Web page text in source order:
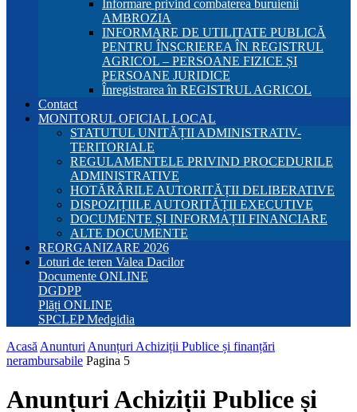
Informare privind combaterea buruienii
AMBROZIA
INFORMARE DE UTILITATE PUBLICĂ
PENTRU ÎNSCRIEREA ÎN REGISTRUL
AGRICOL – PERSOANE FIZICE ȘI
PERSOANE JURIDICE
Înregistrarea în REGISTRUL AGRICOL
Contact
MONITORUL OFICIAL LOCAL
STATUTUL UNITĂȚII ADMINISTRATIV-
TERITORIALE
REGULAMENTELE PRIVIND PROCEDURILE
ADMINISTRATIVE
HOTĂRÂRILE AUTORITĂȚII DELIBERATIVE
DISPOZIȚIILE AUTORITĂȚII EXECUTIVE
DOCUMENTE ȘI INFORMAȚII FINANCIARE
ALTE DOCUMENTE
REORGANIZARE 2026
Loturi de teren Valea Dacilor
Documente ONLINE
DGDPP
Plăți ONLINE
SPCLEP Medgidia
Acasă Anunturi Anunțuri Achiziții Publice și finanțări
nerambursabile Pagina 5
Anunțuri Achiziții Publice și